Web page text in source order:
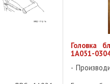
Головка
1A051-